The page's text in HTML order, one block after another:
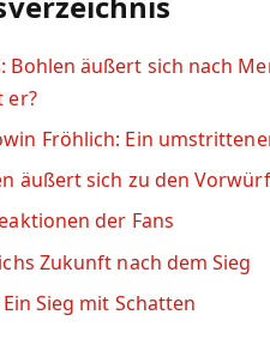
Bohlen äußert sich nach
er?
Fröhlich: Ein
äußert sich zu den
der Fans
Zukunft nach dem Sieg
Ein Sieg mit Schatten